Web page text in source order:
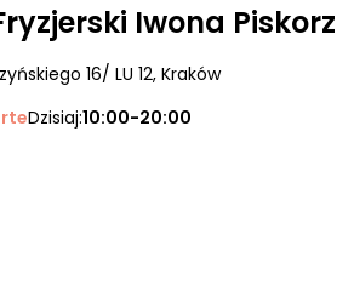
Iwona Piskorz
16/ LU 12, Kraków
Dzisiaj:10:00-20:00